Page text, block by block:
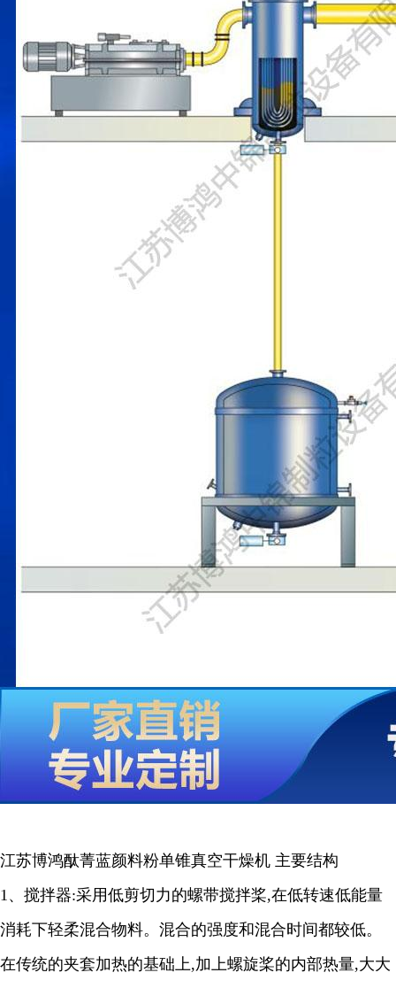
江苏博鸿酞菁蓝颜料粉单锥真空干燥机 主要结构
1、 搅拌器:采用低剪切力的螺带搅拌桨,在低转速低能量
消耗下轻柔混合物料。混合的强度和混合时间都较低。
在传统的夹套加热的基础上,加上螺旋桨的内部热量,大大